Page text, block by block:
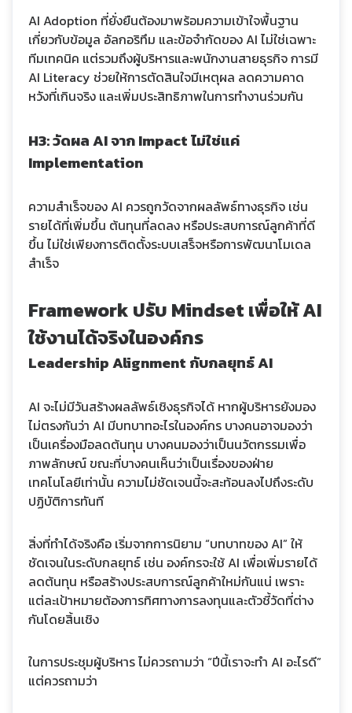
AI Adoption ที่ยั่งยืนต้องมาพร้อมความเข้าใจพื้นฐาน
เกี่ยวกับข้อมูล อัลกอริทึม และข้อจำกัดของ AI ไม่ใช่เฉพาะ
ทีมเทคนิค แต่รวมถึงผู้บริหารและพนักงานสายธุรกิจ การมี
AI Literacy ช่วยให้การตัดสินใจมีเหตุผล ลดความคาด
หวังที่เกินจริง และเพิ่มประสิทธิภาพในการทำงานร่วมกัน
H3: วัดผล AI จาก Impact ไม่ใช่แค่
Implementation
ความสำเร็จของ AI ควรถูกวัดจากผลลัพธ์ทางธุรกิจ เช่น
รายได้ที่เพิ่มขึ้น ต้นทุนที่ลดลง หรือประสบการณ์ลูกค้าที่ดี
ขึ้น ไม่ใช่เพียงการติดตั้งระบบเสร็จหรือการพัฒนาโมเดล
สำเร็จ
Framework ปรับ Mindset เพื่อให้ AI
ใช้งานได้จริงในองค์กร
Leadership Alignment กับกลยุทธ์ AI
AI จะไม่มีวันสร้างผลลัพธ์เชิงธุรกิจได้ หากผู้บริหารยังมอง
ไม่ตรงกันว่า AI มีบทบาทอะไรในองค์กร บางคนอาจมองว่า
เป็นเครื่องมือลดต้นทุน บางคนมองว่าเป็นนวัตกรรมเพื่อ
ภาพลักษณ์ ขณะที่บางคนเห็นว่าเป็นเรื่องของฝ่าย
เทคโนโลยีเท่านั้น ความไม่ชัดเจนนี้จะสะท้อนลงไปถึงระดับ
ปฏิบัติการทันที
สิ่งที่ทำได้จริงคือ เริ่มจากการนิยาม “บทบาทของ AI” ให้
ชัดเจนในระดับกลยุทธ์ เช่น องค์กรจะใช้ AI เพื่อเพิ่มรายได้
ลดต้นทุน หรือสร้างประสบการณ์ลูกค้าใหม่กันแน่ เพราะ
แต่ละเป้าหมายต้องการทิศทางการลงทุนและตัวชี้วัดที่ต่าง
กันโดยสิ้นเชิง
ในการประชุมผู้บริหาร ไม่ควรถามว่า “ปีนี้เราจะทำ AI อะไรดี”
แต่ควรถามว่า